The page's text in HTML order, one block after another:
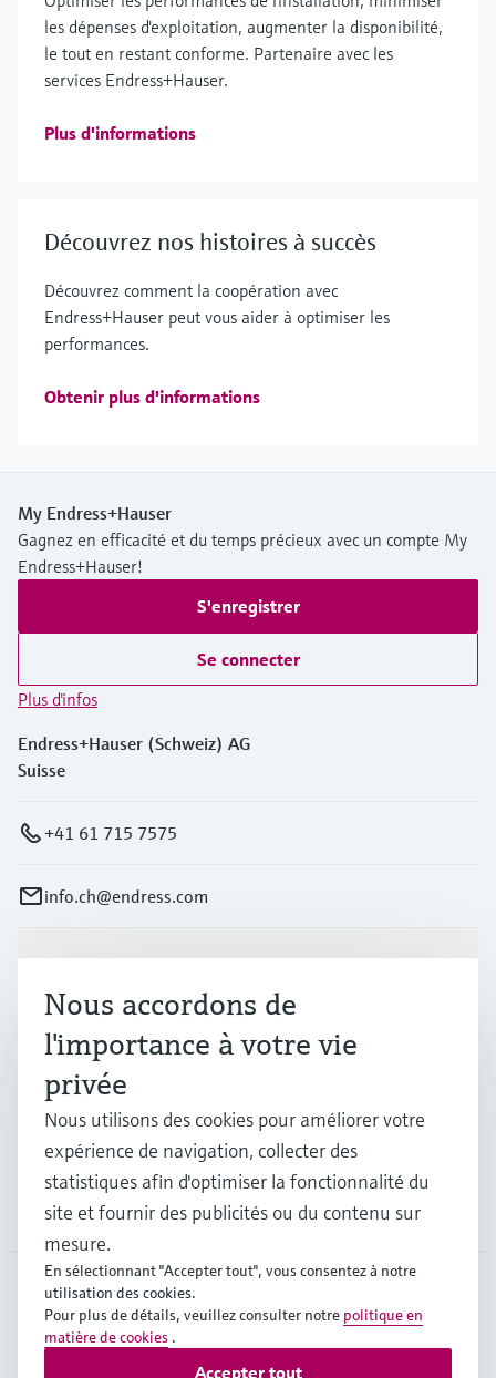
les dépenses d'exploitation, augmenter la disponibilité,
le tout en restant conforme. Partenaire avec les
services Endress+Hauser.
Plus d'informations
Découvrez nos histoires à succès
Découvrez comment la coopération avec
Endress+Hauser peut vous aider à optimiser les
performances.
Obtenir plus d'informations
My Endress+Hauser
Gagnez en efficacité et du temps précieux avec un compte My
Endress+Hauser!
S'enregistrer
Se connecter
Plus d'infos
Endress+Hauser (Schweiz) AG
Suisse
+41 61 715 7575
info.ch@endress.com
Industries
Support
Société
CHE•Français
Nous accordons de
l'importance à votre vie
privée
Nous utilisons des cookies pour améliorer votre
expérience de navigation, collecter des
statistiques afin d'optimiser la fonctionnalité du
site et fournir des publicités ou du contenu sur
mesure.
En sélectionnant "Accepter tout", vous consentez à notre
utilisation des cookies.
Pour plus de détails, veuillez consulter notre politique en
matière de cookies .
Accepter tout